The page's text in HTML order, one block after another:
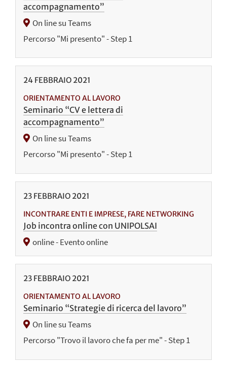
accompagnamento”
On line su Teams
Percorso "Mi presento" - Step 1
24 FEBBRAIO 2021
ORIENTAMENTO AL LAVORO
Seminario “CV e lettera di
accompagnamento”
On line su Teams
Percorso "Mi presento" - Step 1
23 FEBBRAIO 2021
INCONTRARE ENTI E IMPRESE, FARE NETWORKING
Job incontra online con UNIPOLSAI
online - Evento online
23 FEBBRAIO 2021
ORIENTAMENTO AL LAVORO
Seminario “Strategie di ricerca del lavoro”
On line su Teams
Percorso "Trovo il lavoro che fa per me" - Step 1